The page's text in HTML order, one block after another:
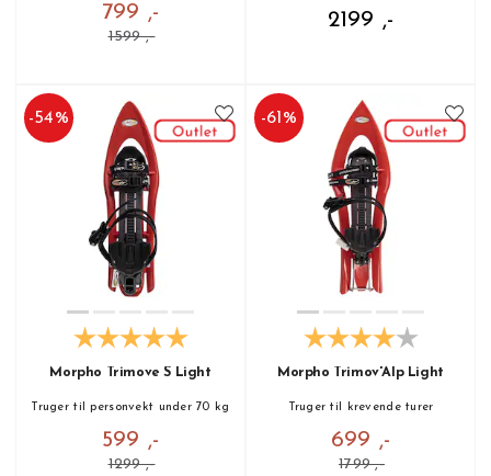
799 ,-
1599 ,-
2199 ,-
-54%
Morpho Trimove S Light
Truger til personvekt under 70 kg
599 ,-
1299 ,-
-61 %
Morpho Trimov'Alp Light
Truger til krevende turer
699 ,-
1799 ,-